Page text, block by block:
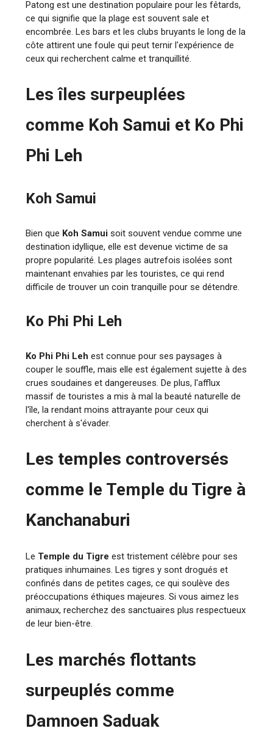
Patong est une destination populaire pour les fêtards,
ce qui signifie que la plage est souvent sale et
encombrée. Les bars et les clubs bruyants le long de la
côte attirent une foule qui peut ternir l'expérience de
ceux qui recherchent calme et tranquillité.
Les îles surpeuplées
comme Koh Samui et Ko Phi
Phi Leh
Koh Samui
Bien que Koh Samui soit souvent vendue comme une
destination idyllique, elle est devenue victime de sa
propre popularité. Les plages autrefois isolées sont
maintenant envahies par les touristes, ce qui rend
difficile de trouver un coin tranquille pour se détendre.
Ko Phi Phi Leh
Ko Phi Phi Leh est connue pour ses paysages à
couper le souffle, mais elle est également sujette à des
crues soudaines et dangereuses. De plus, l'afflux
massif de touristes a mis à mal la beauté naturelle de
l'île, la rendant moins attrayante pour ceux qui
cherchent à s'évader.
Les temples controversés
comme le Temple du Tigre à
Kanchanaburi
Le Temple du Tigre est tristement célèbre pour ses
pratiques inhumaines. Les tigres y sont drogués et
confinés dans de petites cages, ce qui soulève des
préoccupations éthiques majeures. Si vous aimez les
animaux, recherchez des sanctuaires plus respectueux
de leur bien-être.
Les marchés flottants
surpeuplés comme
Damnoen Saduak